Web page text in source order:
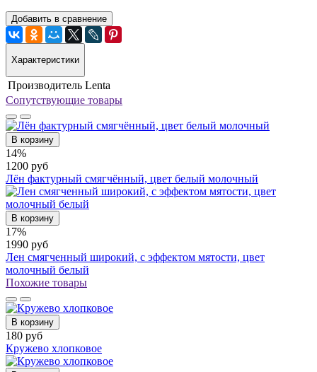
Добавить в сравнение
Характеристики
Производитель Lenta
Сопутствующие товары
В корзину
14%
1200 руб
Лён фактурный смягчённый, цвет белый молочный
В корзину
17%
1990 руб
Лен смягченный широкий, с эффектом мятости, цвет
молочный белый
Похожие товары
В корзину
180 руб
Кружево хлопковое